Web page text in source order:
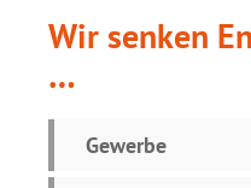
Wir senken
…
Gewerbe